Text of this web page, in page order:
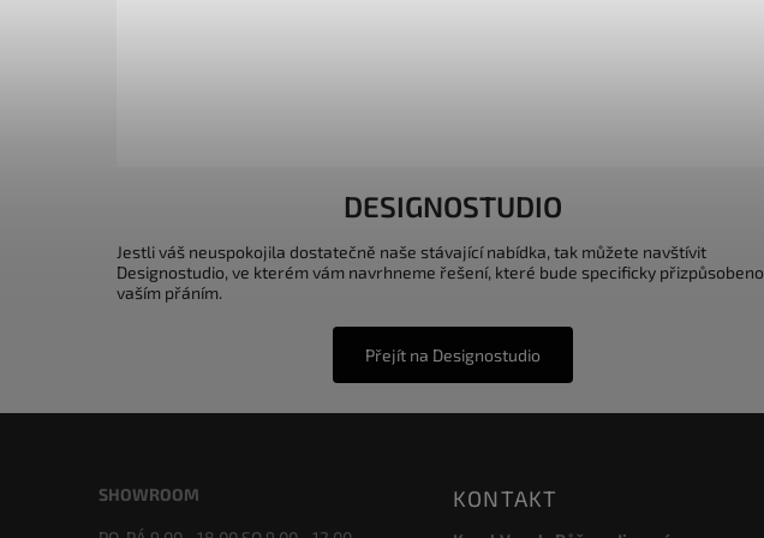
DESIGNOSTUDIO
Jestli váš neuspokojila dostatečně naše stávající nabídka, tak můžete navštívit
Designostudio, ve kterém vám navrhneme řešení, které bude specificky přizpůsobeno
vaším přáním.
Přejít na Designostudio
SHOWROOM KONTAKT